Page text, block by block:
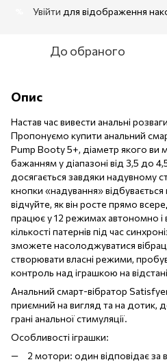
Увійти для відображення
До обраного
Опис
Настав час вивести анальні
Пропонуємо купити анальний
Pump Booty 5+, діаметр якого ви
бажанням у діапазоні від 3,5 до
досягається завдяки надувному
кнопки «надування» відбувається
відчуйте, як він росте прямо
працює у 12 режимах автономно і
кількості патернів під час
зможете насолоджуватися
створювати власні режими,
контроль над іграшкою на
Анальний смарт-вібратор
приємний на вигляд та на дотик,
грані анальної стимуляції.
Особливості іграшки:
2 мотори: один відповідає за